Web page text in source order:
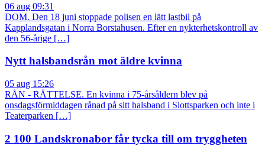
06 aug 09:31
DOM. Den 18 juni stoppade polisen en lätt lastbil på
Kapplandsgatan i Norra Borstahusen. Efter en nykterhetskontroll av
den 56-årige […]
Nytt halsbandsrån mot äldre kvinna
05 aug 15:26
RÅN - RÄTTELSE. En kvinna i 75-årsåldern blev på
onsdagsförmiddagen rånad på sitt halsband i Slottsparken och inte i
Teaterparken […]
2 100 Landskronabor får tycka till om tryggheten